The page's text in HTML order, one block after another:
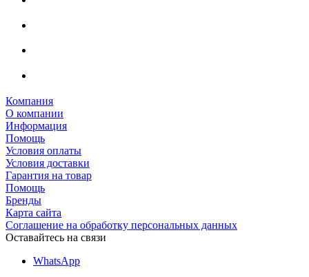
Компания
О компании
Информация
Помощь
Условия оплаты
Условия доставки
Гарантия на товар
Помощь
Бренды
Карта сайта
Соглашение на обработку персональных данных
Оставайтесь на связи
WhatsApp